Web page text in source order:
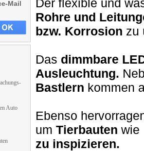
Mail
Auto
Der flexible und
Rohre und
bzw. Korrosion zu
Das dimmbare
Ausleuchtung.
Bastlern kommen
Ebenso
um Tierbauten wie
zu inspizieren.